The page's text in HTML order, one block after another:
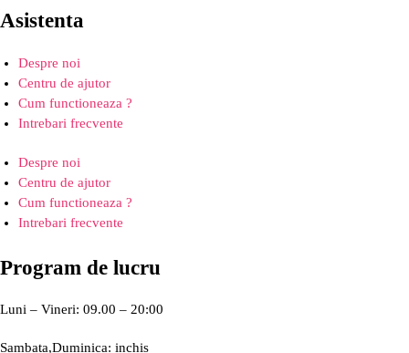
Asistenta
Despre noi
Centru de ajutor
Cum functioneaza ?
Intrebari frecvente
Despre noi
Centru de ajutor
Cum functioneaza ?
Intrebari frecvente
Program de lucru
Luni – Vineri: 09.00 – 20:00
Sambata,Duminica: inchis